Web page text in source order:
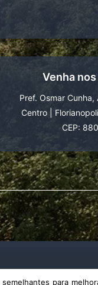
Venha
Pref. Osmar
Centro
CEP:
para